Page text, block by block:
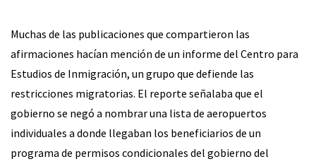
Muchas de las publicaciones que compartieron las
afirmaciones hacían mención de un informe del Centro para
Estudios de Inmigración, un grupo que defiende las
restricciones migratorias. El reporte señalaba que el
gobierno se negó a nombrar una lista de aeropuertos
individuales a donde llegaban los beneficiarios de un
programa de permisos condicionales del gobierno del